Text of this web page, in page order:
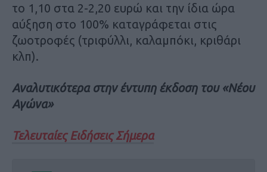
το 1,10 στα 2-2,20 ευρώ και την ίδια ώρα
αύξηση στο 100% καταγράφεται στις
ζωοτροφές (τριφύλλι, καλαμπόκι, κριθάρι
κλπ).
Αναλυτικότερα στην έντυπη έκδοση του «Νέου
Αγώνα»
Τελευταίες Ειδήσεις Σήμερα